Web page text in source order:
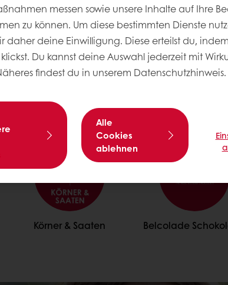
Körner & Saaten Belcolade
messen sowie unsere Inhalte auf Ihre
zu können. Um diese bestimmten Dienste
daher deine Einwilligung. Diese erteilst du,
Du kannst deine Auswahl jederzeit mit
findest du in unserem Datenschutzhinweis.
Alle
Cookies
ablehnen